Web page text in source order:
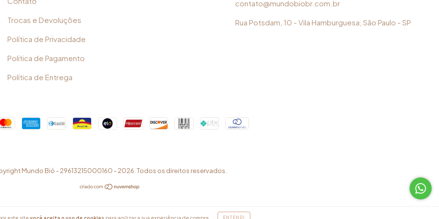
este site você aceita o uso de cookies para agilizar a sua experiência de compra. ENTENDI
Trocas e Devoluções
Política de Privacidade
Política de Pagamento
Política de Entrega
contato@mundobiobr.com.br
Rua Potsdam, 10 - Vila Hamburguesa, São Paulo - SP
Mundo Bió - 29613215000160 - 2026. Todos os direitos reservados.